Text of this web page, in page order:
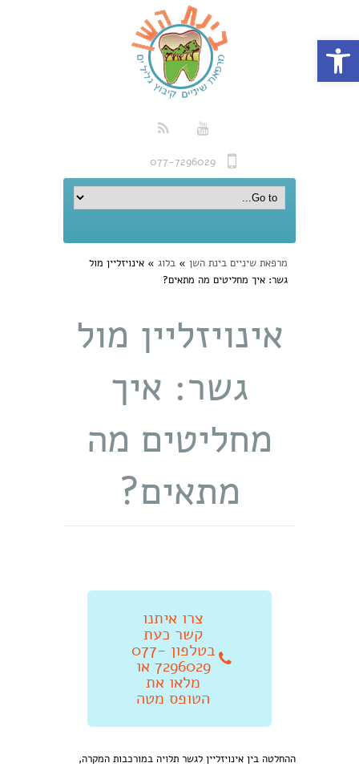
פתח סרגל נגישות
077-7296029
מרפאת שיניים בינת השן » בלוג » אינויזליין מול
גשר: איך מחליטים מה מתאים?
אינויזליין מול
גשר: איך
מחליטים מה
מתאים?
צרו איתנו
קשר כעת
בטלפון 077-
7296029 או
מלאו את
הטופס מטה
ההחלטה בין אינויזליין לגשר תלויה במורכבות המקרה,